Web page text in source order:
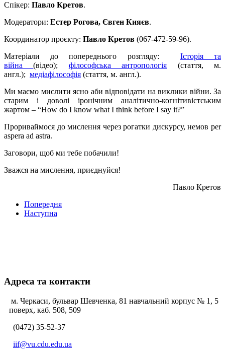
Спікер: Павло Кретов.
Модератори: Естер Рогова, Євген Кияєв.
Координатор проєкту: Павло Кретов (067-472-59-96).
Матеріали до попереднього розгляду: Історія та
війна(відео); філософська антропологія (стаття, м.
англ.); медіафілософія (стаття, м. англ.).
Ми маємо мислити ясно аби відповідати на виклики війни. За
старим і доволі іронічним аналітично-когнітивістським
жартом – “How do I know what I think before I say it?”
Прориваймося до мислення через рогатки дискурсу, немов per
aspera ad astra.
Заговори, щоб ми тебе побачили!
Зважся на мислення, приєднуйся!
Павло Кретов
Попередня
Наступна
Адреса та контакти
м. Черкаси, бульвар Шевченка, 81 навчальний корпус № 1, 5
поверх, каб. 508, 509
(0472) 35-52-37
iif@vu.cdu.edu.ua